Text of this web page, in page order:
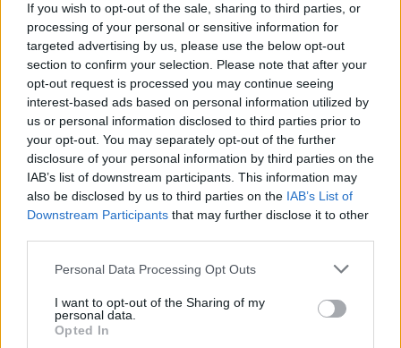
If you wish to opt-out of the sale, sharing to third parties, or
processing of your personal or sensitive information for
targeted advertising by us, please use the below opt-out
section to confirm your selection. Please note that after your
opt-out request is processed you may continue seeing
interest-based ads based on personal information utilized by
us or personal information disclosed to third parties prior to
your opt-out. You may separately opt-out of the further
disclosure of your personal information by third parties on the
IAB’s list of downstream participants. This information may
also be disclosed by us to third parties on the IAB’s List of
Downstream Participants that may further disclose it to other
Please note that this website/app uses one or more Google
not limited to your visit or usage behaviour. You may click to
grant or deny consent to Google and its third-party tags to
use your data for below specified purposes in below Google
Personal Data Processing Opt Outs
I want to opt-out of the Sharing of my
personal data.
Opted In
Continua a leggere